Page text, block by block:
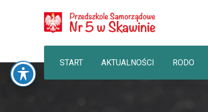
START AKTUALNOŚCI RODO